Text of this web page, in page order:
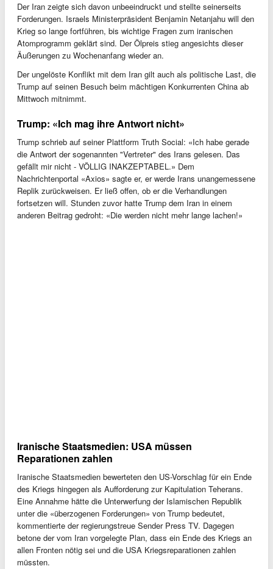
Der Iran zeigte sich davon unbeeindruckt und stellte seinerseits
Forderungen. Israels Ministerpräsident Benjamin Netanjahu will den
Krieg so lange fortführen, bis wichtige Fragen zum iranischen
Atomprogramm geklärt sind. Der Ölpreis stieg angesichts dieser
Äußerungen zu Wochenanfang wieder an.
Der ungelöste Konflikt mit dem Iran gilt auch als politische Last, die
Trump auf seinen Besuch beim mächtigen Konkurrenten China ab
Mittwoch mitnimmt.
Trump: «Ich mag ihre Antwort nicht»
Trump schrieb auf seiner Plattform Truth Social: «Ich habe gerade
die Antwort der sogenannten "Vertreter" des Irans gelesen. Das
gefällt mir nicht - VÖLLIG INAKZEPTABEL.» Dem
Nachrichtenportal «Axios» sagte er, er werde Irans unangemessene
Replik zurückweisen. Er ließ offen, ob er die Verhandlungen
fortsetzen will. Stunden zuvor hatte Trump dem Iran in einem
anderen Beitrag gedroht: «Die werden nicht mehr lange lachen!»
Iranische Staatsmedien: USA müssen
Reparationen zahlen
Iranische Staatsmedien bewerteten den US-Vorschlag für ein Ende
des Kriegs hingegen als Aufforderung zur Kapitulation Teherans.
Eine Annahme hätte die Unterwerfung der Islamischen Republik
unter die «überzogenen Forderungen» von Trump bedeutet,
kommentierte der regierungstreue Sender Press TV. Dagegen
betone der vom Iran vorgelegte Plan, dass ein Ende des Kriegs an
allen Fronten nötig sei und die USA Kriegsreparationen zahlen
müssten.